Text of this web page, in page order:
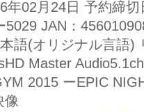
年02月24日 予約締
5029 JAN：
語(オリジナル言語)
Master
2015 ーEPIC
像